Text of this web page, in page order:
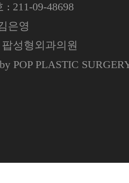
211-09-48698
은영
성형외과의원
POP PLASTIC